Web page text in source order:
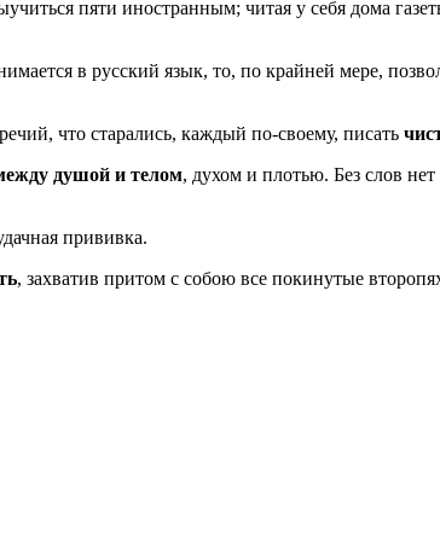
пяти иностранным; читая у себя дома
в русский язык, то, по крайней мере,
что старались, каждый по-своему, писать
душой и телом, духом и плотью. Без слов нет
прививка.
, захватив притом с собою все покинутые